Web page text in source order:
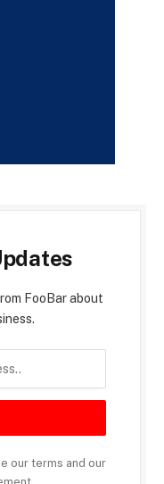
FooBar about
our terms and our